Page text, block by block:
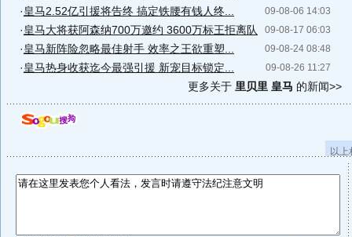
09-08-06 14:03
·皇马2.52亿引援将告终 搞定铁腰有钱人终...
09-08-17 06:03
·皇马大将获阿森纳700万邀约 3600万标王拒离队
09-08-24 08:48
·皇马新阵险忽略最佳射手 效率之王欲重塑...
09-08-26 11:27
·皇马热身收获迄今最强引援 新宠目标锁定...
更多关于 里贝里 皇马 的新闻>>
以